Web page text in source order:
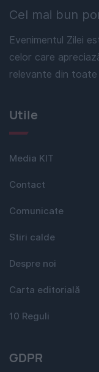
Cel mai bun
Evenimentul Zilei
celor care
relevante din
Utile
Media KIT
Contact
Comunicate
Stiri calde
Despre noi
Carta editorială
10 Reguli
GDPR